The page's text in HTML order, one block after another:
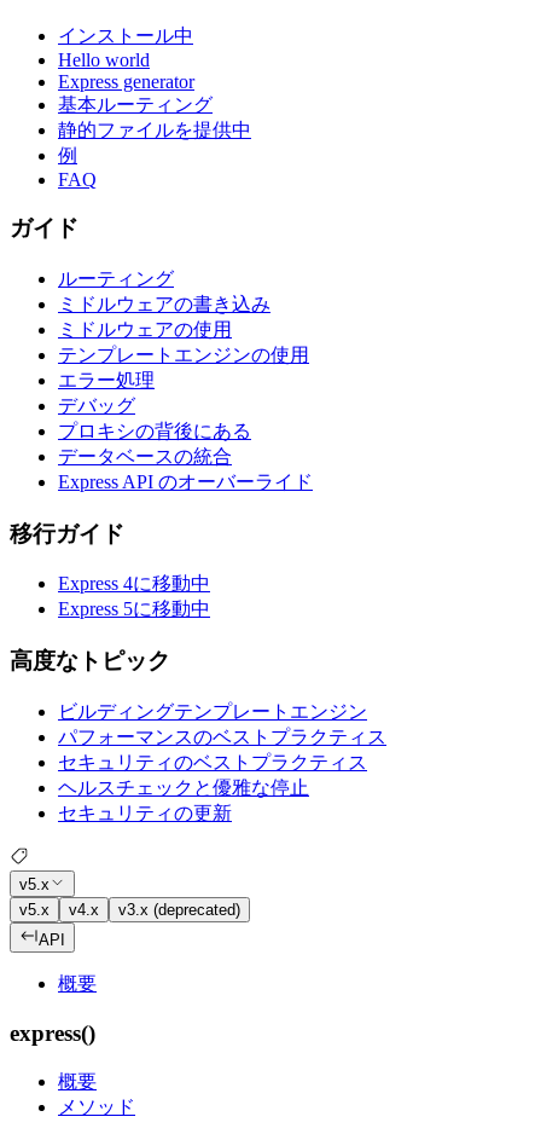
インストール中
Hello world
Express generator
基本ルーティング
静的ファイルを提供中
例
FAQ
ガイド
ルーティング
ミドルウェアの書き込み
ミドルウェアの使用
テンプレートエンジンの使用
エラー処理
デバッグ
プロキシの背後にある
データベースの統合
Express API のオーバーライド
移行ガイド
Express 4に移動中
Express 5に移動中
高度なトピック
ビルディングテンプレートエンジン
パフォーマンスのベストプラクティス
セキュリティのベストプラクティス
ヘルスチェックと優雅な停止
セキュリティの更新
v5.x
v5.x
v4.x
v3.x (deprecated)
API
概要
express()
概要
メソッド